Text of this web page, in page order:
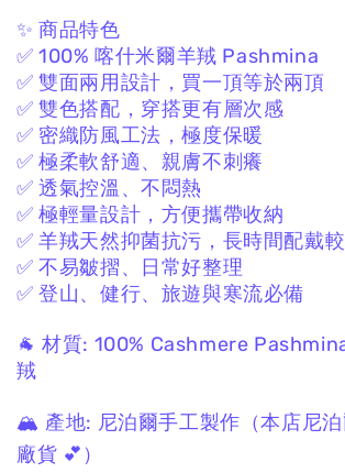
✨ 商品特色
✅ 100% 喀什米爾羊羢 Pashmina
✅ 雙面兩用設計，買一頂等於兩頂
✅ 雙色搭配，穿搭更有層次感
✅ 密織防風工法，極度保暖
✅ 極柔軟舒適、親膚不刺癢
✅ 透氣控溫、不悶熱
✅ 極輕量設計，方便攜帶收納
✅ 羊羢天然抑菌抗污，長時間配戴
✅ 不易皺摺、日常好整理
✅ 登山、健行、旅遊與寒流必備
🐐 材質: 100% Cashmere
羢
🏔 產地: 尼泊爾手工製作 （本店尼
廠貨 💕）